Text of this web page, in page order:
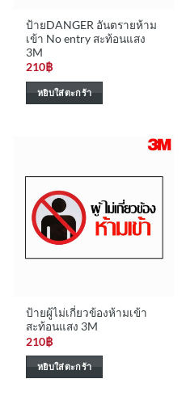
ป้ายDANGER อันตรายห้าม
เข้า No entry สะท้อนแสง
3M
210฿
หยิบใส่ตะกร้า
ป้ายผู้ไม่เกี่ยวข้องห้ามเข้า
สะท้อนแสง 3M
210฿
หยิบใส่ตะกร้า